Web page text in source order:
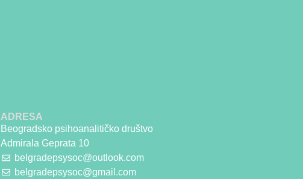
ADRESA
Beogradsko psihoanalitičko društvo
Admirala Geprata 10
belgradepsysoc@outlook.com
belgradepsysoc@gmail.com